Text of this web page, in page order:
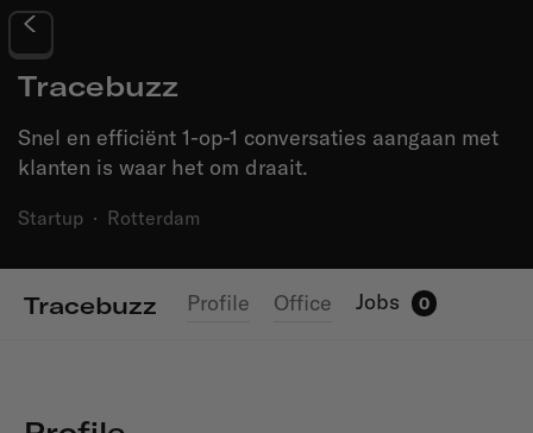
Tracebuzz
Snel en efficiënt 1-op-1 conversaties aangaan met
klanten is waar het om draait.
Startup · Rotterdam
Tracebuzz Profile Office Jobs 0